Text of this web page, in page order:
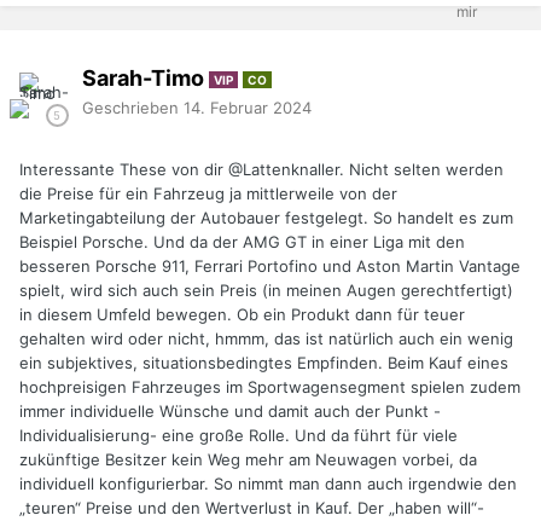
Sarah-Timo VIP CO
Geschrieben 14. Februar 2024
Interessante These von dir @Lattenknaller. Nicht selten werden
die Preise für ein Fahrzeug ja mittlerweile von der
Marketingabteilung der Autobauer festgelegt. So handelt es zum
Beispiel Porsche. Und da der AMG GT in einer Liga mit den
besseren Porsche 911, Ferrari Portofino und Aston Martin Vantage
spielt, wird sich auch sein Preis (in meinen Augen gerechtfertigt)
in diesem Umfeld bewegen. Ob ein Produkt dann für teuer
gehalten wird oder nicht, hmmm, das ist natürlich auch ein wenig
ein subjektives, situationsbedingtes Empfinden. Beim Kauf eines
hochpreisigen Fahrzeuges im Sportwagensegment spielen zudem
immer individuelle Wünsche und damit auch der Punkt -
Individualisierung- eine große Rolle. Und da führt für viele
zukünftige Besitzer kein Weg mehr am Neuwagen vorbei, da
individuell konfigurierbar. So nimmt man dann auch irgendwie den
„teuren“ Preise und den Wertverlust in Kauf. Der „haben will“-